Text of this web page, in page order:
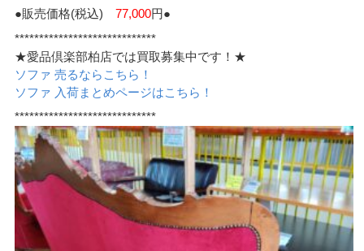
●販売価格(税込)77,000円●
*****************************
★愛品倶楽部柏店では買取募集中です！★
ソファ 売るならこちら！
ソファ 入荷まとめページはこちら！
*****************************